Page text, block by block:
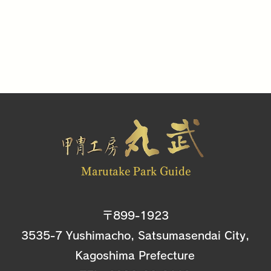
Marutake Park Guide
〒899-1923
3535-7 Yushimacho, Satsumasendai City,
Kagoshima Prefecture